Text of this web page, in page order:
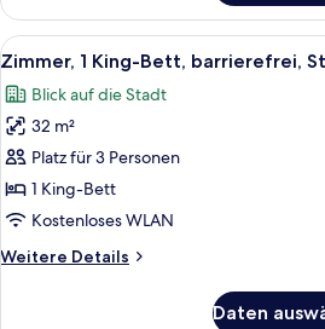
1 King-
Bett,
Meerblick,
Alle
Fotos
für
Zimmer,
1 King-
Bett,
barrierefrei,
anzeigen
Ein
5
Zimmer, 1 King-Bett, barrierefrei,
Blick auf die Stadt
32 m²
Platz für 3 Personen
1 King-Bett
Kostenloses WLAN
Weitere Details
Weitere
Daten